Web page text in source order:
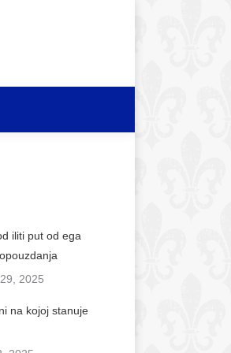
iliti put od ega
2025
na kojoj stanuje